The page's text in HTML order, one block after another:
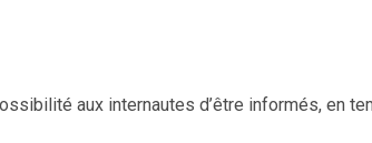
aux internautes d’être informés, en